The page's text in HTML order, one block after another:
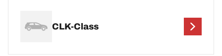
CLK-Class